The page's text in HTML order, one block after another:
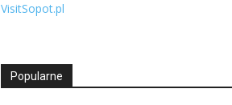
VisitSopot.pl
Popularne